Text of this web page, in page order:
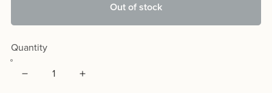
Out of stock
Quantity